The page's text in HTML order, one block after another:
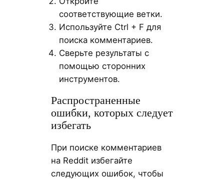
соответствующие ветки.
Используйте Ctrl + F для
поиска комментариев.
Сверьте результаты с
помощью сторонних
инструментов.
Распространенные
ошибки, которых следует
избегать
При поиске комментариев
на Reddit избегайте
следующих ошибок, чтобы